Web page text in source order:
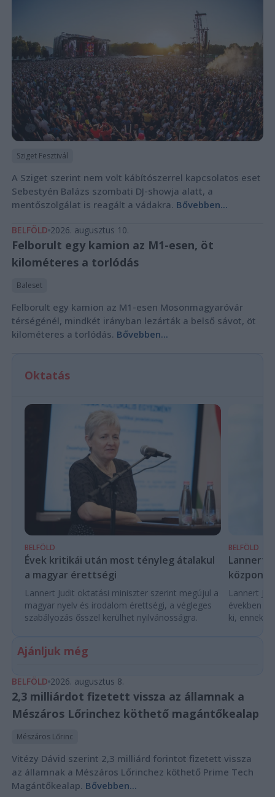
Sziget Fesztivál
A Sziget szerint nem volt kábítószerrel kapcsolatos eset
Sebestyén Balázs szombati DJ-showja alatt, a
mentőszolgálat is reagált a vádakra. Bővebben...
BELFÖLD 2026. augusztus 10.
Felborult egy kamion az M1-esen, öt
kilométeres a torlódás
Baleset
Felborult egy kamion az M1-esen Mosonmagyaróvár
térségénél, mindkét irányban lezárták a belső sávot, öt
kilométeres a torlódás. Bővebben...
Oktatás
BELFÖLD
Évek kritikái után most tényleg átalakul
a magyar érettségi
Lannert Judit oktatási miniszter szerint megújul a
magyar nyelv és irodalom érettségi, a végleges
szabályozás ősszel kerülhet nyilvánosságra.
BELFÖLD
Lannert
Lannert
években
ki, ennek
Ajánljuk még
BELFÖLD 2026. augusztus 8.
2,3 milliárdot fizetett vissza az államnak a
Mészáros Lőrinchez köthető magántőkealap
Mészáros Lőrinc
Vitézy Dávid szerint 2,3 milliárd forintot fizetett vissza
az államnak a Mészáros Lőrinchez köthető Prime Tech
Magántőkealap. Bővebben...